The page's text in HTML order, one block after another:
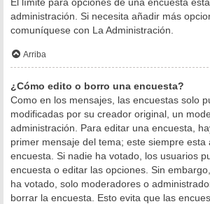
administración. Si necesita añadir más
comuníquese con La Administración.
Arriba
¿Cómo edito o borro una encuesta?
Como en los mensajes, las encuestas solo
modificadas por su creador original, un
administración. Para editar una encuesta,
primer mensaje del tema; este siempre esta
encuesta. Si nadie ha votado, los usuarios
encuesta o editar las opciones. Sin
ha votado, solo moderadores o
borrar la encuesta. Esto evita que las